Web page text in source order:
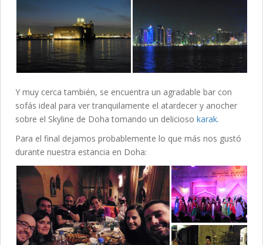
Y muy cerca también, se encuentra un agradable bar con
sofás ideal para ver tranquilamente el atardecer y anocher
sobre el Skyline de Doha tomando un delicioso karak.
Para el final dejamos probablemente lo que más nos gustó
durante nuestra estancia en Doha: